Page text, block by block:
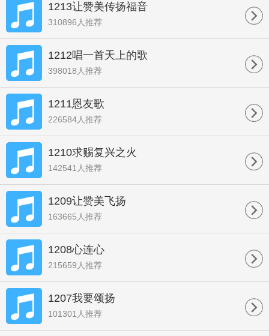
1213让赞美传扬福音
310896人推荐
1212唱一首天上的歌
398018人推荐
1211恩友歌
226584人推荐
1210求赐复兴之火
142541人推荐
1209让赞美飞扬
163665人推荐
1208心连心
215659人推荐
1207我要颂扬
101301人推荐